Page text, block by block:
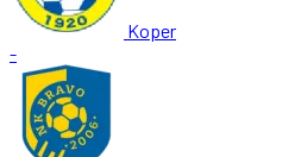
Koper
-